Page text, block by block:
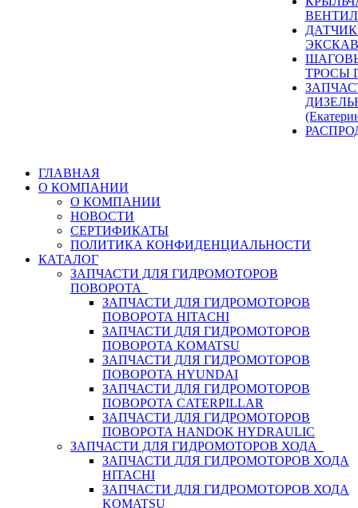
ТРОСЫ
ГЛАВНАЯ
О КОМПАНИИ
О КОМПАНИИ
НОВОСТИ
СЕРТИФИКАТЫ
ПОЛИТИКА КОНФИДЕНЦИАЛЬНОСТИ
КАТАЛОГ
ЗАПЧАСТИ ДЛЯ ГИДРОМОТОРОВ
ПОВОРОТА
ЗАПЧАСТИ ДЛЯ ГИДРОМОТОРОВ
ПОВОРОТА HITACHI
ЗАПЧАСТИ ДЛЯ ГИДРОМОТОРОВ
ПОВОРОТА KOMATSU
ЗАПЧАСТИ ДЛЯ ГИДРОМОТОРОВ
ПОВОРОТА HYUNDAI
ЗАПЧАСТИ ДЛЯ ГИДРОМОТОРОВ
ПОВОРОТА CATERPILLAR
ЗАПЧАСТИ ДЛЯ ГИДРОМОТОРОВ
ПОВОРОТА HANDOK HYDRAULIC
ЗАПЧАСТИ ДЛЯ ГИДРОМОТОРОВ ХОДА
ЗАПЧАСТИ ДЛЯ ГИДРОМОТОРОВ ХОДА
HITACHI
ЗАПЧАСТИ ДЛЯ ГИДРОМОТОРОВ ХОДА
KOMATSU